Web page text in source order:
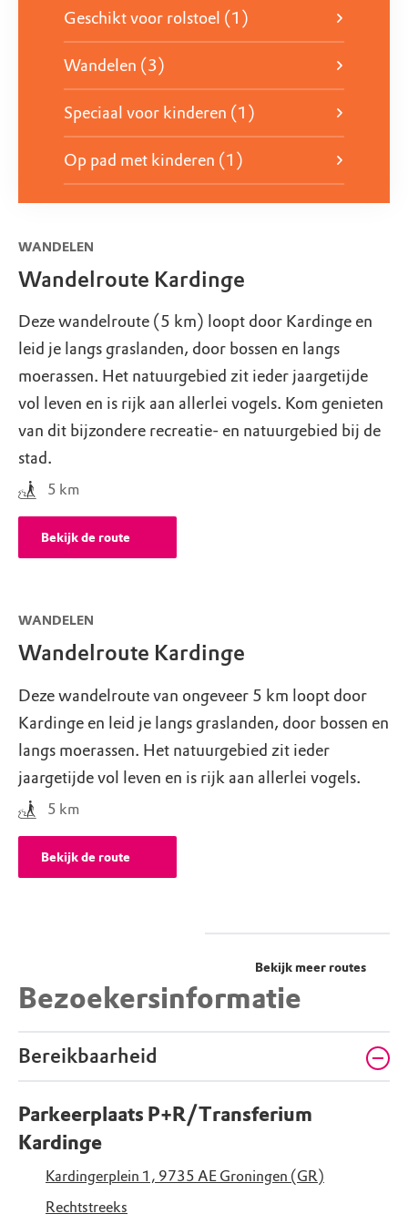
groot te brengen.
Geschikt voor rolstoel (1)
Wandelen (3)
Speciaal voor kinderen (1)
Op pad met kinderen (1)
WANDELEN
Wandelroute Kardinge
Deze wandelroute (5 km) loopt door Kardinge en
leid je langs graslanden, door bossen en langs
moerassen. Het natuurgebied zit ieder jaargetijde
vol leven en is rijk aan allerlei vogels. Kom genieten
van dit bijzondere recreatie- en natuurgebied bij de
stad.
5 km
Bekijk de route
WANDELEN
Wandelroute Kardinge
Deze wandelroute van ongeveer 5 km loopt door
Kardinge en leid je langs graslanden, door bossen en
langs moerassen. Het natuurgebied zit ieder
jaargetijde vol leven en is rijk aan allerlei vogels.
5 km
Bekijk de route
Bekijk meer routes
Bezoekersinformatie
Bereikbaarheid
Parkeerplaats P+R/Transferium
Kardinge
Kardingerplein 1, 9735 AE Groningen (GR)
Rechtstreeks